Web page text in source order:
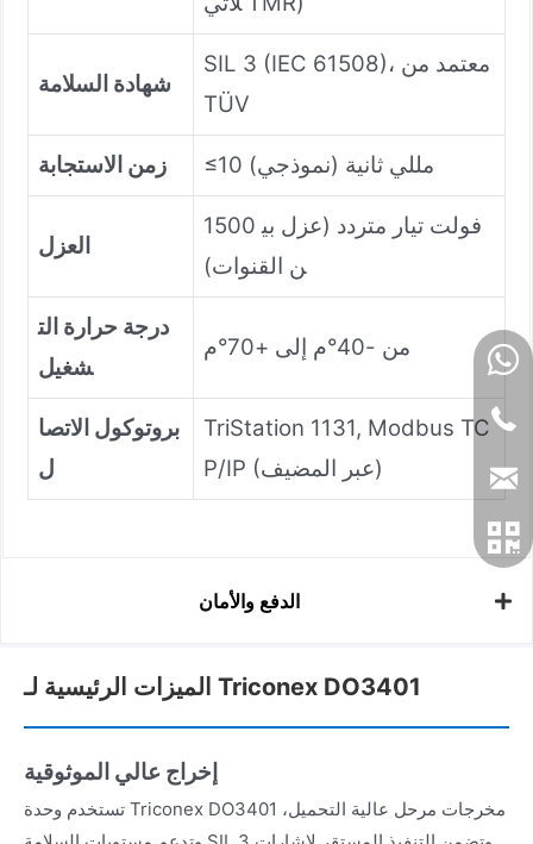
شهادة السلامة
SIL 3 (IEC 61508)، معتمد من
TÜV
زمن الاستجابة ≤10 مللي ثانية (نموذجي)
العزل
1500 فولت تيار متردد (عزل بي
ن القنوات)
درجة حرارة الت
شغيل
من -40°م إلى +70°م
بروتوكول الاتصا
ل
TriStation 1131, Modbus TC
P/IP (عبر المضيف)
الدفع والأمان
الميزات الرئيسية لـ Triconex DO3401
إخراج عالي الموثوقية
تستخدم وحدة Triconex DO3401 مخرجات مرحل عالية التحميل،